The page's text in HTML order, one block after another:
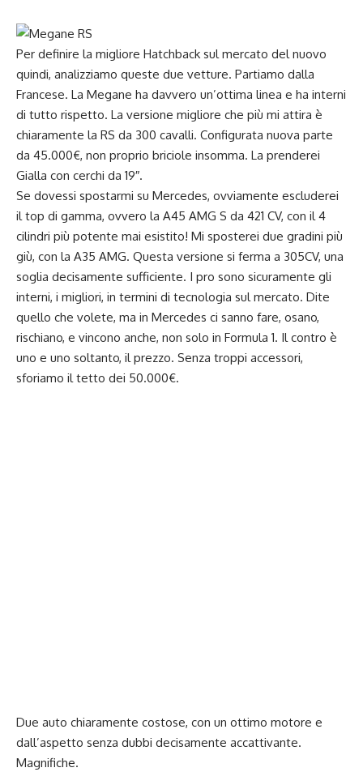
Per definire la migliore Hatchback sul mercato del nuovo
quindi, analizziamo queste due vetture. Partiamo dalla
Francese. La Megane ha davvero un’ottima linea e ha interni
di tutto rispetto. La versione migliore che più mi attira è
chiaramente la RS da 300 cavalli. Configurata nuova parte
da 45.000€, non proprio briciole insomma. La prenderei
Gialla con cerchi da 19″.
Se dovessi spostarmi su Mercedes, ovviamente escluderei
il top di gamma, ovvero la A45 AMG S da 421 CV, con il 4
cilindri più potente mai esistito! Mi sposterei due gradini più
giù, con la A35 AMG. Questa versione si ferma a 305CV, una
soglia decisamente sufficiente. I pro sono sicuramente gli
interni, i migliori, in termini di tecnologia sul mercato. Dite
quello che volete, ma in Mercedes ci sanno fare, osano,
rischiano, e vincono anche, non solo in Formula 1. Il contro è
uno e uno soltanto, il prezzo. Senza troppi accessori,
sforiamo il tetto dei 50.000€.
Due auto chiaramente costose, con un ottimo motore e
dall’aspetto senza dubbi decisamente accattivante.
Magnifiche.